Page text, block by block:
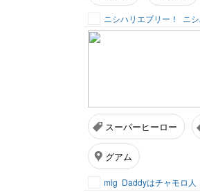
ニシハリエブリー！
スーパーヒーロー
グアム
mlg Daddyはチャモロ人